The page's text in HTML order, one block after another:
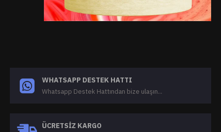
ÜCRETSIZ KARGO
WHATSAPP DESTEK HATTI
Whatsapp Destek Hattından bize ulaşın...